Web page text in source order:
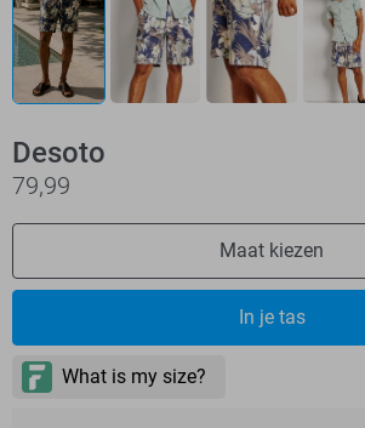
Desoto
79,99
Maat kiezen
In je tas